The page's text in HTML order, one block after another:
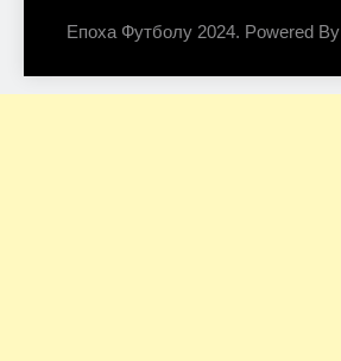
Епоха Футболу 2024. Powered By